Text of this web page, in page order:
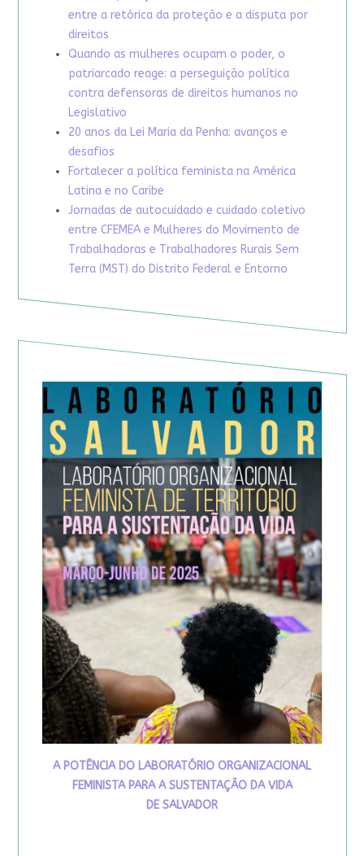
entre a retórica da proteção e a disputa por
direitos
Quando as mulheres ocupam o poder, o
patriarcado reage: a perseguição política
contra defensoras de direitos humanos no
Legislativo
20 anos da Lei Maria da Penha: avanços e
desafios
Fortalecer a política feminista na América
Latina e no Caribe
Jornadas de autocuidado e cuidado coletivo
entre CFEMEA e Mulheres do Movimento de
Trabalhadoras e Trabalhadores Rurais Sem
Terra (MST) do Distrito Federal e Entorno
A POTÊNCIA DO LABORATÓRIO ORGANIZACIONAL
FEMINISTA PARA A SUSTENTAÇÃO DA VIDA
DE SALVADOR